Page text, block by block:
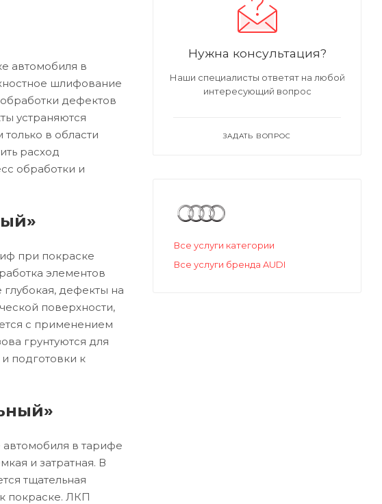
автомобиля в
шлифование
дефектов
устраняются
в области
расход
обработки и
при покраске
элементов
дефекты на
поверхности,
с применением
грунтуются для
подготовки к
автомобиля в тарифе
и затратная. В
тщательная
покраске. ЛКП
Нужна консультация?
Наши специалисты ответят на любой
интересующий вопрос
ЗАДАТЬ ВОПРОС
Все услуги категории
Все услуги бренда AUDI